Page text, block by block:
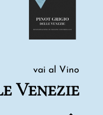
vai al Vino
Venezie